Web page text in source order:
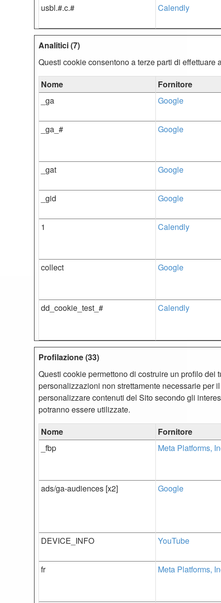
usbl.#.c.# Calendly
Analitici (7)
Questi cookie consentono a terze parti di
Nome
Fornitore
_ga
Google
_ga_# Google
_gat Google
_gid Google
1 Calendly
collect Google
dd_cookie_test_# Calendly
Profilazione (33)
Questi cookie permettono di costruire un profilo
personalizzazioni non strettamente necessarie per
personalizzare contenuti del Sito secondo gli
potranno essere utilizzate.
Nome
Fornitore
_fbp
Meta Platforms,
ads/ga-audiences [x2] Google
DEVICE_INFO YouTube
fr Meta Platforms,